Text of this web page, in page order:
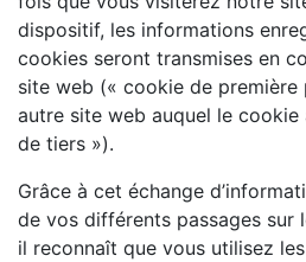
dispositif, les informations
cookies seront transmises en
site web (« cookie de
autre site web auquel le
de tiers »).
Grâce à cet échange
de vos différents passages sur
il reconnaît que vous utilisez